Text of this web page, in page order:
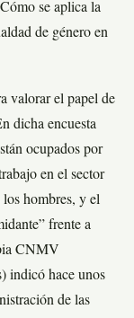
se aplica la
de género en
valorar el papel de
dicha encuesta
ocupados por
en el sector
hombres, y el
frente a
CNMV
indicó hace unos
de las